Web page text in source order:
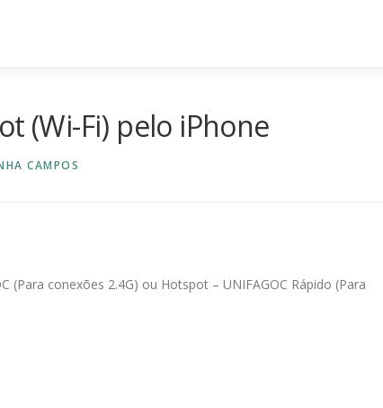
(Wi-Fi) pelo iPhone
CAMPOS
(Para conexões 2.4G) ou Hotspot – UNIFAGOC Rápido (Para